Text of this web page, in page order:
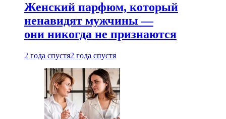
Женский парфюм, который
ненавидят мужчины —
они никогда не признаются
2 года спустя2 года спустя